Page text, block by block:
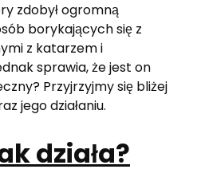
zdobył ogromną
borykających się z
z katarzem i
sprawia, że jest on
Przyjrzyjmy się bliżej
jego działaniu.
działa?